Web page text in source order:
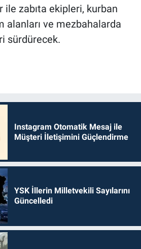
zabıta ekipleri, kurban
alanları ve mezbahalarda
sürdürecek.
Instagram Otomatik Mesaj ile
Müşteri İletişimini Güçlendirme
YSK İllerin Milletvekili Sayılarını
Güncelledi